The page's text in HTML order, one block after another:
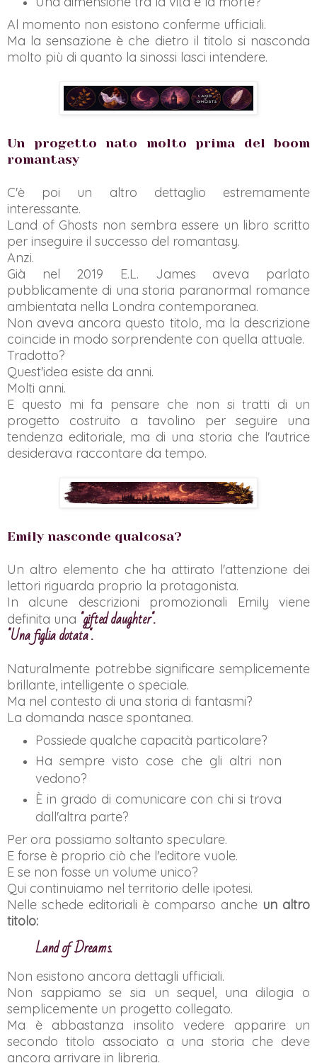
Al momento non esistono conferme ufficiali.
Ma la sensazione è che dietro il titolo si nasconda
molto più di quanto la sinossi lasci intendere.
Un progetto nato molto prima del boom
romantasy
C'è poi un altro dettaglio estremamente
interessante.
Land of Ghosts non sembra essere un libro scritto
per inseguire il successo del romantasy.
Anzi.
Già nel 2019 E.L. James aveva parlato
pubblicamente di una storia paranormal romance
ambientata nella Londra contemporanea.
Non aveva ancora questo titolo, ma la descrizione
coincide in modo sorprendente con quella attuale.
Tradotto?
Quest'idea esiste da anni.
Molti anni.
E questo mi fa pensare che non si tratti di un
progetto costruito a tavolino per seguire una
tendenza editoriale, ma di una storia che l'autrice
desiderava raccontare da tempo.
Emily nasconde qualcosa?
Un altro elemento che ha attirato l'attenzione dei
lettori riguarda proprio la protagonista.
In alcune descrizioni promozionali Emily viene
definita una "gifted daughter".
"Una figlia dotata".
Naturalmente potrebbe significare semplicemente
brillante, intelligente o speciale.
Ma nel contesto di una storia di fantasmi?
La domanda nasce spontanea.
Possiede qualche capacità particolare?
Ha sempre visto cose che gli altri non
vedono?
È in grado di comunicare con chi si trova
dall'altra parte?
Per ora possiamo soltanto speculare.
E forse è proprio ciò che l'editore vuole.
E se non fosse un volume unico?
Qui continuiamo nel territorio delle ipotesi.
Nelle schede editoriali è comparso anche un altro
titolo:
Land of Dreams.
Non esistono ancora dettagli ufficiali.
Non sappiamo se sia un sequel, una dilogia o
semplicemente un progetto collegato.
Ma è abbastanza insolito vedere apparire un
secondo titolo associato a una storia che deve
ancora arrivare in libreria.